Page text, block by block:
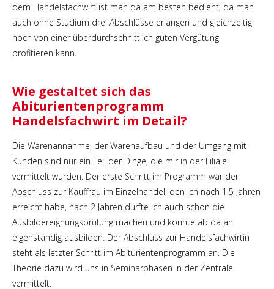
dem Handelsfachwirt ist man da am besten bedient, da man
auch ohne Studium drei Abschlüsse erlangen und gleichzeitig
noch von einer überdurchschnittlich guten Vergütung
profitieren kann.
Wie gestaltet sich das
Abiturientenprogramm
Handelsfachwirt im Detail?
Die Warenannahme, der Warenaufbau und der Umgang mit
Kunden sind nur ein Teil der Dinge, die mir in der Filiale
vermittelt wurden. Der erste Schritt im Programm war der
Abschluss zur Kauffrau im Einzelhandel, den ich nach 1,5 Jahren
erreicht habe, nach 2 Jahren durfte ich auch schon die
Ausbildereignungsprüfung machen und konnte ab da an
eigenständig ausbilden. Der Abschluss zur Handelsfachwirtin
steht als letzter Schritt im Abiturientenprogramm an. Die
Theorie dazu wird uns in Seminarphasen in der Zentrale
vermittelt.